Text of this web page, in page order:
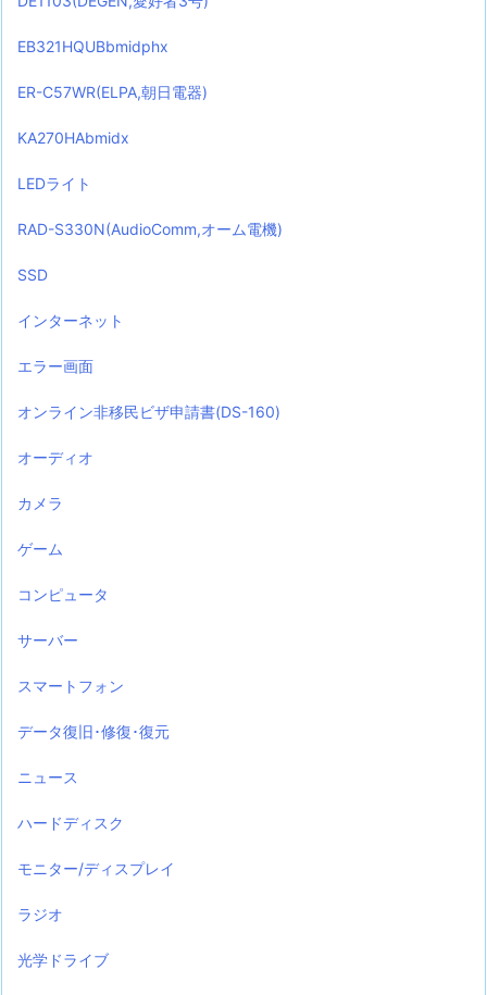
EB321HQUBbmidphx
ER-C57WR(ELPA,朝日電器)
KA270HAbmidx
LEDライト
RAD-S330N(AudioComm,オーム電機)
SSD
インターネット
エラー画面
オンライン非移民ビザ申請書(DS-160)
オーディオ
カメラ
ゲーム
コンピュータ
サーバー
スマートフォン
データ復旧･修復･復元
ニュース
ハードディスク
モニター/ディスプレイ
ラジオ
光学ドライブ